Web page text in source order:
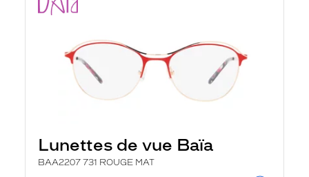
Lunettes de vue Baïa
BAA2207 731 ROUGE MAT